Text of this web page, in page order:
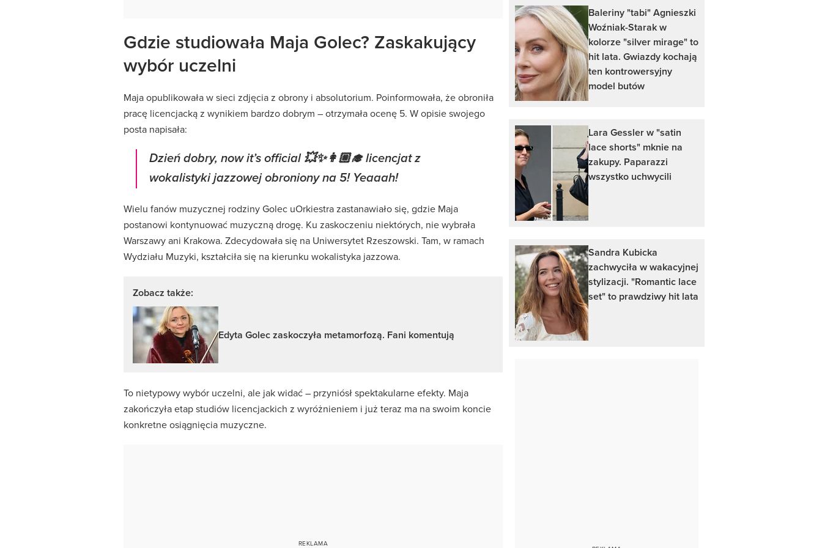
Gdzie studiowała Maja Golec? Zaskakujący
wybór uczelni
Maja opublikowała w sieci zdjęcia z obrony i absolutorium. Poinformowała, że obroniła
pracę licencjacką z wynikiem bardzo dobrym – otrzymała ocenę 5. W opisie swojego
posta napisała:
Dzień dobry, now it’s official 💥✨👩🏼‍🎓 licencjat z
wokalistyki jazzowej obroniony na 5! Yeaaah!
Wielu fanów muzycznej rodziny Golec uOrkiestra zastanawiało się, gdzie Maja
postanowi kontynuować muzyczną drogę. Ku zaskoczeniu niektórych, nie wybrała
Warszawy ani Krakowa. Zdecydowała się na Uniwersytet Rzeszowski. Tam, w ramach
Wydziału Muzyki, kształciła się na kierunku wokalistyka jazzowa.
Zobacz także:
Edyta Golec zaskoczyła metamorfozą. Fani komentują
To nietypowy wybór uczelni, ale jak widać – przyniósł spektakularne efekty. Maja
zakończyła etap studiów licencjackich z wyróżnieniem i już teraz ma na swoim koncie
konkretne osiągnięcia muzyczne.
Baleriny "tabi" Agnieszki
Woźniak-Starak w
kolorze "silver mirage" to
hit lata. Gwiazdy kochają
ten kontrowersyjny
model butów
Lara Gessler w "satin
lace shorts" mknie na
zakupy. Paparazzi
wszystko uchwycili
Sandra Kubicka
zachwyciła w wakacyjnej
stylizacji. "Romantic lace
set" to prawdziwy hit lata